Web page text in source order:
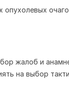
жалоб и
на выбор